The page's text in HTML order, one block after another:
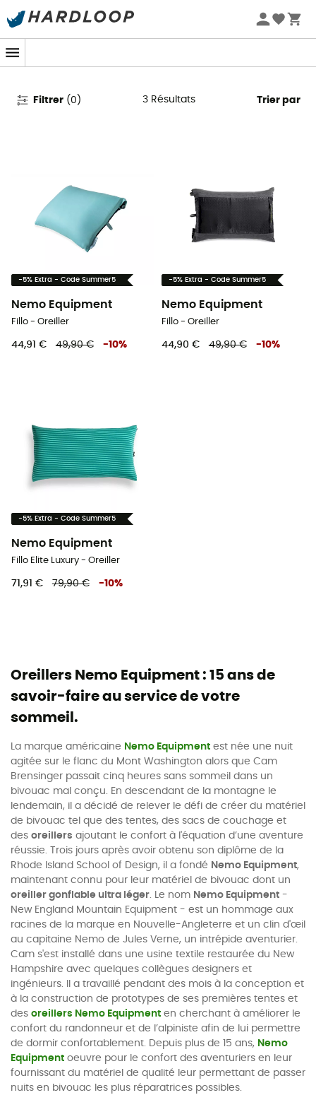
Promos d'été 🔥 -5 % EXTRA dès 2 produits* code Summer5
Oreillers NEMO Equipement
Filtrer (0 ) 3 Résultats Trier par
-5% Extra - Code Summer5
Nemo Equipment
Fillo - Oreiller
44,91 € 49,90 € -10%
-5% Extra - Code Summer5
Nemo Equipment
Fillo - Oreiller
44,90 € 49,90 € -10%
-5% Extra - Code Summer5
Nemo Equipment
Fillo Elite Luxury - Oreiller
71,91 € 79,90 € -10%
Oreillers Nemo Equipment : 15 ans de
savoir-faire au service de votre
sommeil.
La marque américaine Nemo Equipment est née une nuit
agitée sur le flanc du Mont Washington alors que Cam
Brensinger passait cinq heures sans sommeil dans un
bivouac mal conçu. En descendant de la montagne le
lendemain, il a décidé de relever le défi de créer du matériel
de bivouac tel que des tentes, des sacs de couchage et
des oreillers ajoutant le confort à l'équation d’une aventure
réussie. Trois jours après avoir obtenu son diplôme de la
Rhode Island School of Design, il a fondé Nemo Equipment,
maintenant connu pour leur matériel de bivouac dont un
oreiller gonflable ultra léger. Le nom Nemo Equipment -
New England Mountain Equipment - est un hommage aux
racines de la marque en Nouvelle-Angleterre et un clin d'œil
au capitaine Nemo de Jules Verne, un intrépide aventurier.
Cam s'est installé dans une usine textile restaurée du New
Hampshire avec quelques collègues designers et
ingénieurs. Il a travaillé pendant des mois à la conception et
à la construction de prototypes de ses premières tentes et
des oreillers Nemo Equipment en cherchant à améliorer le
confort du randonneur et de l’alpiniste afin de lui permettre
de dormir confortablement. Depuis plus de 15 ans, Nemo
Equipment oeuvre pour le confort des aventuriers en leur
fournissant du matériel de qualité leur permettant de passer
nuits en bivouac les plus réparatrices possibles.